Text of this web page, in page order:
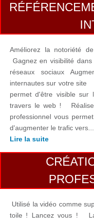
Améliorez la notoriété
Gagnez en visibilité
réseaux sociaux
internautes sur votre
permet d'être visible sur
travers le web !
professionnel vous
d'augmenter le trafic vers...
Lire la suite
Utilisé la vidéo comme
toile ! Lancez vous !